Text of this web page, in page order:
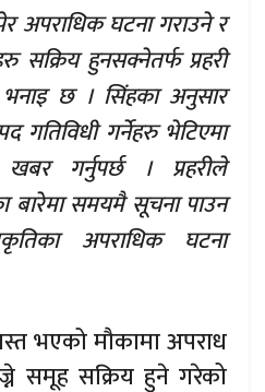
अपराधिक घटना गराउने र
सक्रिय हुनसक्नेतर्फ प्रहरी
छ । सिंहका अनुसार
गतिविधी गर्नेहरु भेटिएमा
खबर गर्नुपर्छ । प्रहरीले
बारेमा समयमै सूचना पाउन
अपराधिक घटना
भएको मौकामा अपराध
समूह सक्रिय हुने गरेको